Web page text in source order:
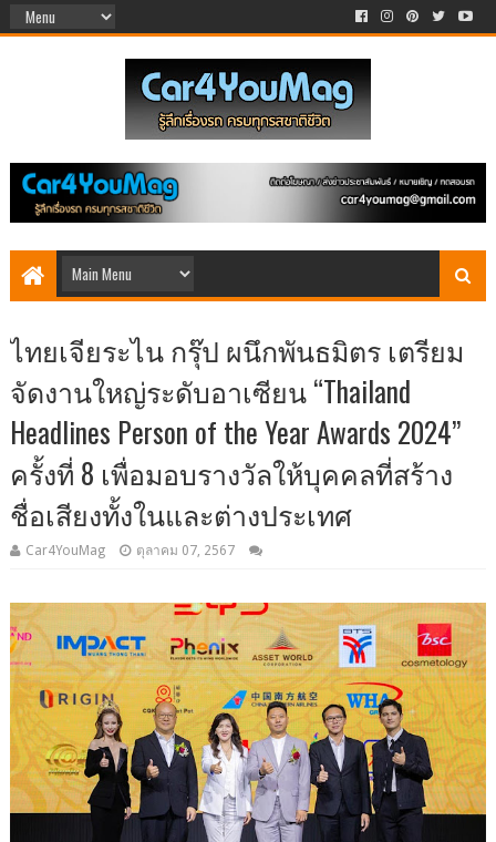
ไทยเจียระไน กรุ๊ป ผนึกพันธมิตร เตรียม
จัดงานใหญ่ระดับอาเซียน “Thailand
Headlines Person of the Year Awards 2024”
ครั้งที่ 8 เพื่อมอบรางวัลให้บุคคลที่สร้าง
ชื่อเสียงทั้งในและต่างประเทศ
Car4YouMag ตุลาคม 07, 2567